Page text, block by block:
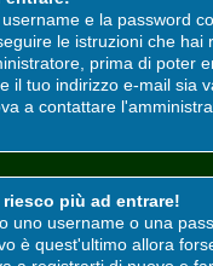
e la password
le istruzioni che
prima di poter
il tuo indirizzo e-mail
a contattare
più ad entrare!
uno username o una
è quest'ultimo allora